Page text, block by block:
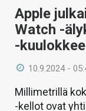
HAKU
Apple
Watch -
-
10.9.2024 -
Millimetrillä
-kellot ovat